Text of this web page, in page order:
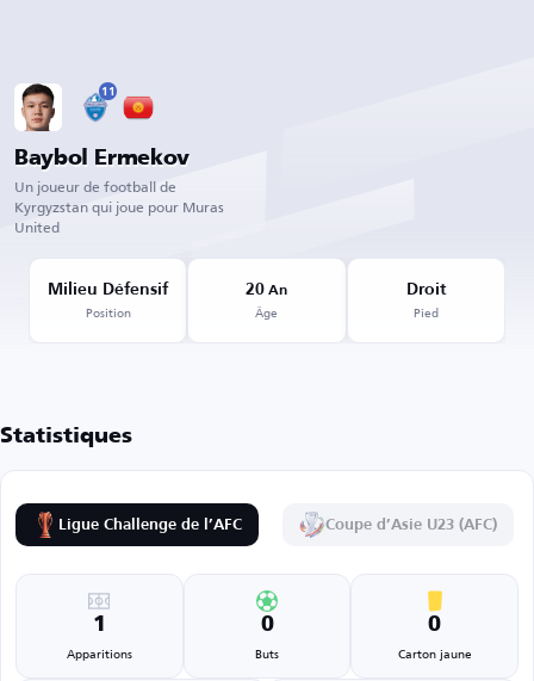
11
Baybol Ermekov
Un joueur de football de
Kyrgyzstan qui joue pour Muras
United
Milieu Défensif
Position
20 An
Âge
Droit
Pied
Statistiques
Ligue Challenge de l’AFC Coupe d’Asie U23 (AFC)
1
Apparitions
0
Buts
0
Carton jaune